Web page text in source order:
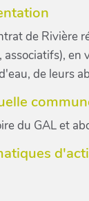
de Rivière
associatifs), en
de leurs
du GAL et